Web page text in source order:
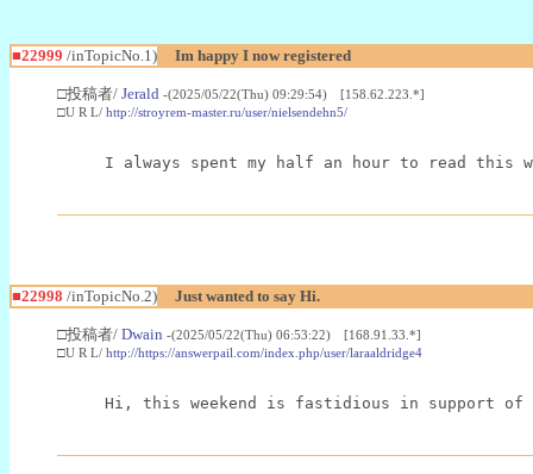
■22999 /inTopicNo.1) Im happy I now registered
□投稿者/ Jerald -(2025/05/22(Thu) 09:29:54) [158.62.223.*]
□U R L/ http://stroyrem-master.ru/user/nielsendehn5/
I always spent my half an hour to read
■22998 /inTopicNo.2) Just wanted to say Hi.
□投稿者/ Dwain -(2025/05/22(Thu) 06:53:22) [168.91.33.*]
□U R L/ http://https://answerpail.com/index.php/user/laraaldridge4
Hi, this weekend is fastidious in support of